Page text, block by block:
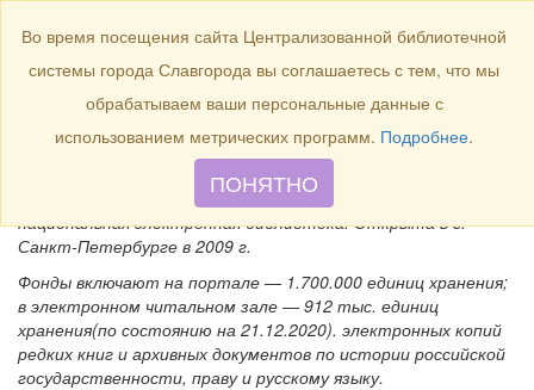
Toggle
navigation
БИБЛИОТЕКА
Президентская библиотека
им. Б. Н. Ельцина
Президентская библиотека им. Б. Н. Ельцина –
национальная электронная библиотека. Открыта в г.
Санкт-Петербурге в 2009 г.
Фонды включают на портале — 1.700.000 единиц хранения;
в электронном читальном зале — 912 тыс. единиц
хранения(по состоянию на 21.12.2020). электронных копий
редких книг и архивных документов по истории российской
государственности, праву и русскому языку.
Во время посещения сайта Централизованной библиотечной
системы города Славгорода вы соглашаетесь с тем, что мы
обрабатываем ваши персональные данные с
использованием метрических программ. Подробнее.
ПОНЯТНО